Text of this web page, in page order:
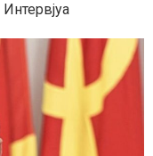
Интервјуа